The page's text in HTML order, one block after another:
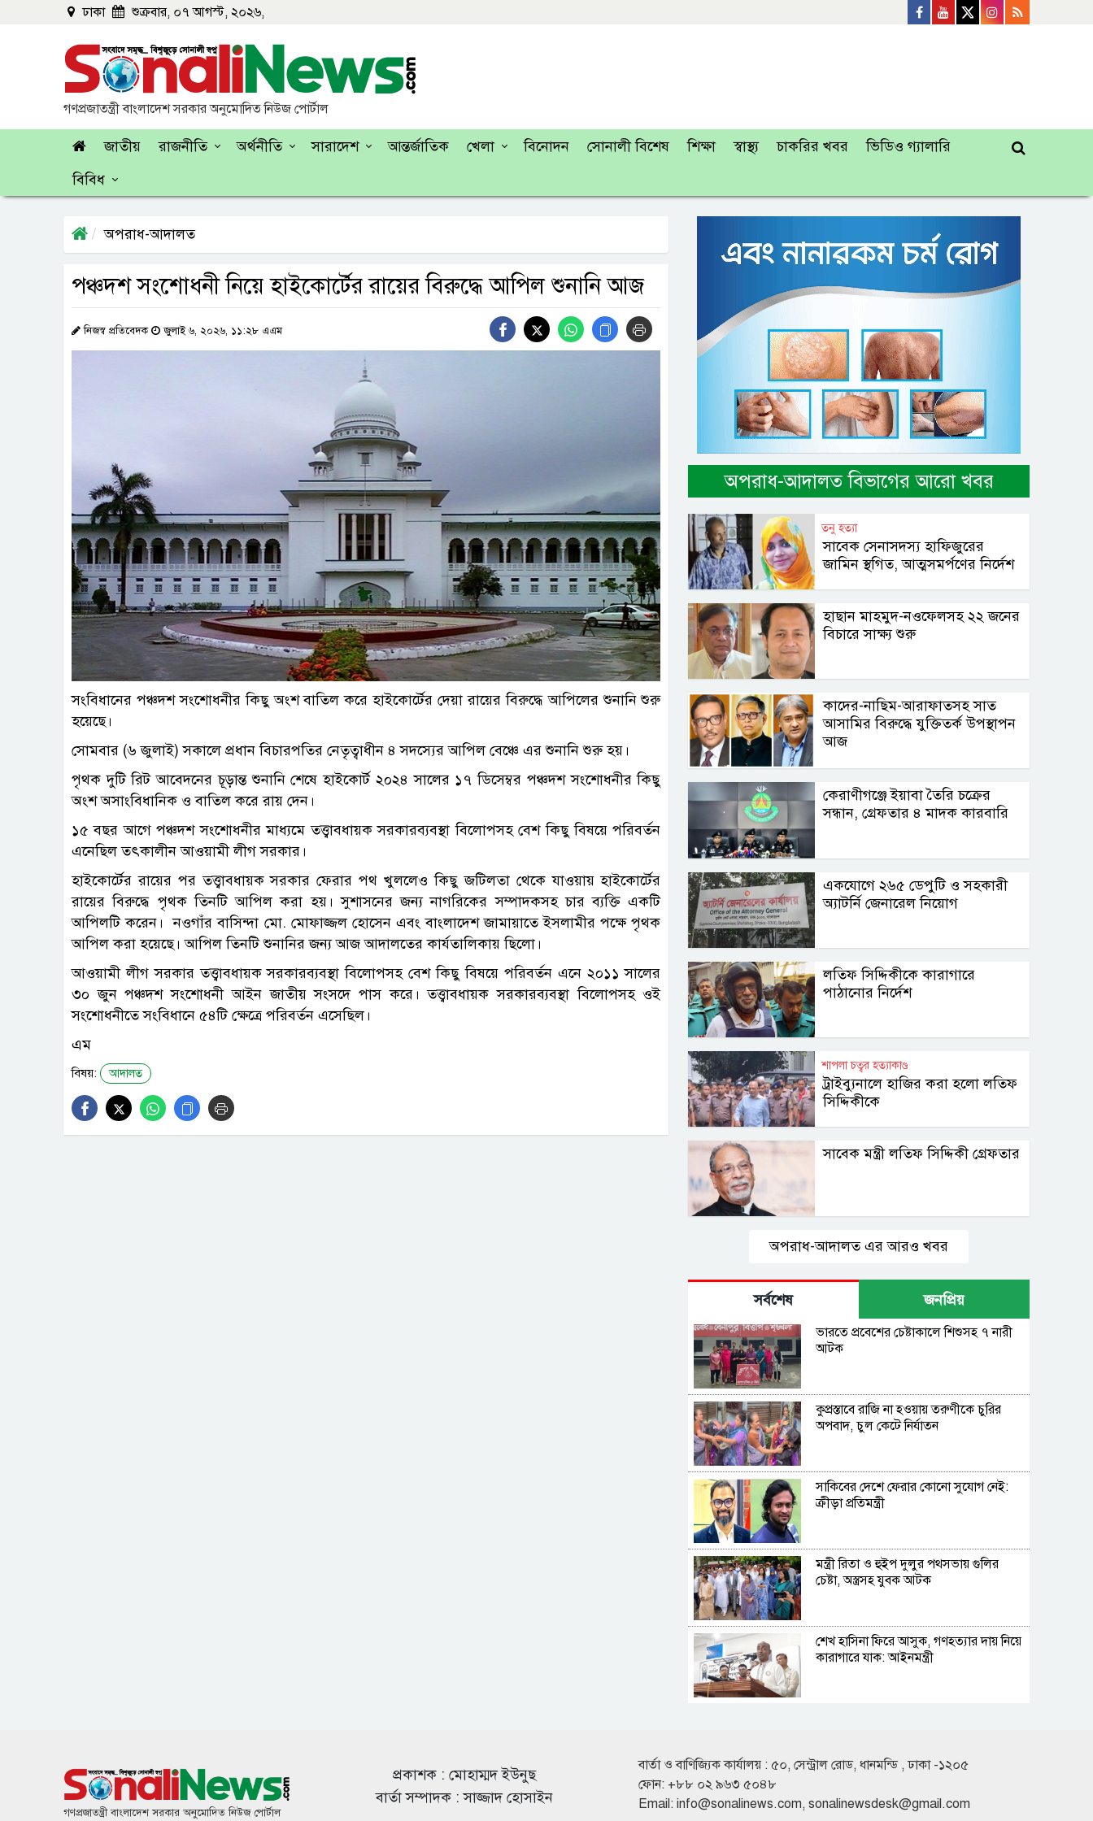
ঢাকা শুক্রবার, ০৭ আগস্ট, ২০২৬,
গণপ্রজাতন্ত্রী বাংলাদেশ সরকার অনুমোদিত নিউজ পোর্টাল
জাতীয় রাজনীতি অর্থনীতি সারাদেশ আন্তর্জাতিক খেলা বিনোদন সোনালী বিশেষ শিক্ষা স্বাস্থ্য চাকরির খবর
ভিডিও গ্যালারি
বিবিধ
অপরাধ-আদালত
পঞ্চদশ সংশোধনী নিয়ে হাইকোর্টের রায়ের বিরুদ্ধে আপিল শুনানি আজ
নিজস্ব প্রতিবেদক জুলাই ৬, ২০২৬, ১১:২৮ এএম
সংবিধানের পঞ্চদশ সংশোধনীর কিছু অংশ বাতিল করে হাইকোর্টের দেয়া রায়ের বিরুদ্ধে আপিলের শুনানি শুরু
হয়েছে।
সোমবার (৬ জুলাই) সকালে প্রধান বিচারপতির নেতৃত্বাধীন ৪ সদস্যের আপিল বেঞ্চে এর শুনানি শুরু হয়।
পৃথক দুটি রিট আবেদনের চূড়ান্ত শুনানি শেষে হাইকোর্ট ২০২৪ সালের ১৭ ডিসেম্বর পঞ্চদশ সংশোধনীর কিছু
অংশ অসাংবিধানিক ও বাতিল করে রায় দেন।
১৫ বছর আগে পঞ্চদশ সংশোধনীর মাধ্যমে তত্ত্বাবধায়ক সরকারব্যবস্থা বিলোপসহ বেশ কিছু বিষয়ে পরিবর্তন
এনেছিল তৎকালীন আওয়ামী লীগ সরকার।
হাইকোর্টের রায়ের পর তত্ত্বাবধায়ক সরকার ফেরার পথ খুললেও কিছু জটিলতা থেকে যাওয়ায় হাইকোর্টের
রায়ের বিরুদ্ধে পৃথক তিনটি আপিল করা হয়। সুশাসনের জন্য নাগরিকের সম্পাদকসহ চার ব্যক্তি একটি
আপিলটি করেন। নওগাঁর বাসিন্দা মো. মোফাজ্জল হোসেন এবং বাংলাদেশ জামায়াতে ইসলামীর পক্ষে পৃথক
আপিল করা হয়েছে। আপিল তিনটি শুনানির জন্য আজ আদালতের কার্যতালিকায় ছিলো।
আওয়ামী লীগ সরকার তত্ত্বাবধায়ক সরকারব্যবস্থা বিলোপসহ বেশ কিছু বিষয়ে পরিবর্তন এনে ২০১১ সালের
৩০ জুন পঞ্চদশ সংশোধনী আইন জাতীয় সংসদে পাস করে। তত্ত্বাবধায়ক সরকারব্যবস্থা বিলোপসহ ওই
সংশোধনীতে সংবিধানে ৫৪টি ক্ষেত্রে পরিবর্তন এসেছিল।
এম
বিষয়: আদালত
অপরাধ-আদালত বিভাগের আরো খবর
তনু হত্যা
সাবেক সেনাসদস্য হাফিজুরের
জামিন স্থগিত, আত্মসমর্পণের নির্দেশ
হাছান মাহমুদ-নওফেলসহ ২২ জনের
বিচারে সাক্ষ্য শুরু
কাদের-নাছিম-আরাফাতসহ সাত
আসামির বিরুদ্ধে যুক্তিতর্ক উপস্থাপন
আজ
কেরাণীগঞ্জে ইয়াবা তৈরি চক্রের
সন্ধান, গ্রেফতার ৪ মাদক কারবারি
একযোগে ২৬৫ ডেপুটি ও সহকারী
অ্যাটর্নি জেনারেল নিয়োগ
লতিফ সিদ্দিকীকে কারাগারে
পাঠানোর নির্দেশ
শাপলা চত্বর হত্যাকাণ্ড
ট্রাইব্যুনালে হাজির করা হলো লতিফ
সিদ্দিকীকে
সাবেক মন্ত্রী লতিফ সিদ্দিকী গ্রেফতার
অপরাধ-আদালত এর আরও খবর
সর্বশেষ জনপ্রিয়
ভারতে প্রবেশের চেষ্টাকালে শিশুসহ ৭ নারী
আটক
কুপ্রস্তাবে রাজি না হওয়ায় তরুণীকে চুরির
অপবাদ, চুল কেটে নির্যাতন
সাকিবের দেশে ফেরার কোনো সুযোগ নেই:
ক্রীড়া প্রতিমন্ত্রী
মন্ত্রী রিতা ও হুইপ দুলুর পথসভায় গুলির
চেষ্টা, অস্ত্রসহ যুবক আটক
শেখ হাসিনা ফিরে আসুক, গণহত্যার দায় নিয়ে
কারাগারে যাক: আইনমন্ত্রী
হাসিনার বক্তব্যের সঙ্গে ভারতের সম্পর্ক নেই:
জয়সওয়াল
গণপ্রজাতন্ত্রী বাংলাদেশ সরকার অনুমোদিত নিউজ পোর্টাল
প্রকাশক : মোহাম্মদ ইউনুছ
বার্তা সম্পাদক : সাজ্জাদ হোসাইন
বার্তা ও বাণিজ্যিক কার্যালয় : ৫০, সেন্ট্রাল রোড, ধানমন্ডি , ঢাকা -১২০৫
ফোন: +৮৮ ০২ ৯৬৩ ৫০৪৮
Email: info@sonalinews.com, sonalinewsdesk@gmail.com